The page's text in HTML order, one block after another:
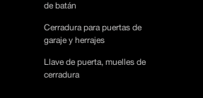
de batán
Cerradura para puertas de
garaje y herrajes
Llave de puerta, muelles de
cerradura